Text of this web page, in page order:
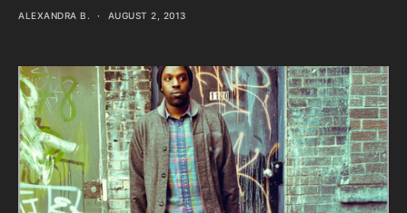
ALEXANDRA B. AUGUST 2, 2013